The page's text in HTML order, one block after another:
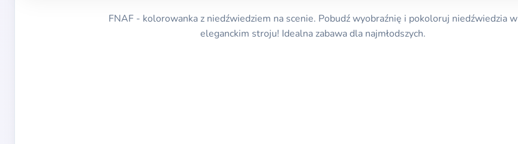
FNAF - kolorowanka z niedźwiedziem na scenie. Pobudź wyobraźnię i pokoloruj niedźwiedzia w
eleganckim stroju! Idealna zabawa dla najmłodszych.